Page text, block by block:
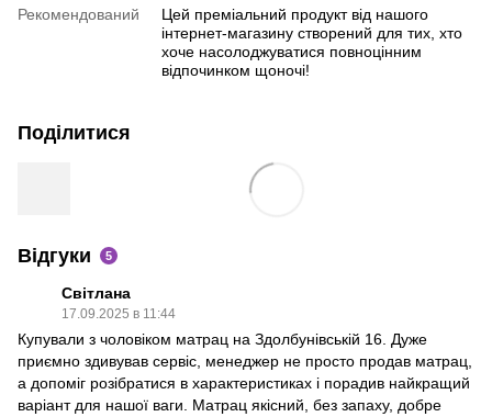
Рекомендований
Цей преміальний продукт від нашого
інтернет-магазину створений для тих, хто
хоче насолоджуватися повноцінним
відпочинком щоночі!
Поділитися
Відгуки 5
Світлана
17.09.2025 в 11:44
Купували з чоловіком матрац на Здолбунівській 16. Дуже
приємно здивував сервіс, менеджер не просто продав матрац,
а допоміг розібратися в характеристиках і порадив найкращий
варіант для нашої ваги. Матрац якісний, без запаху, добре